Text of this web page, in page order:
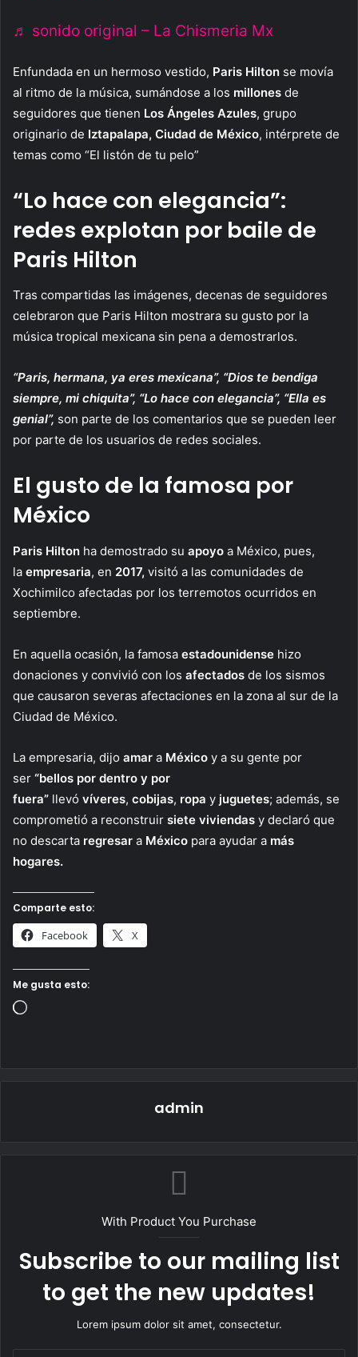
♬ sonido original – La Chismeria Mx
Enfundada en un hermoso vestido, Paris Hilton se movía
al ritmo de la música, sumándose a los millones de
seguidores que tienen Los Ángeles Azules, grupo
originario de Iztapalapa, Ciudad de México, intérprete de
temas como “El listón de tu pelo”
“Lo hace con elegancia”:
redes explotan por baile de
Paris Hilton
Tras compartidas las imágenes, decenas de seguidores
celebraron que Paris Hilton mostrara su gusto por la
música tropical mexicana sin pena a demostrarlos.
“Paris, hermana, ya eres mexicana”, “Dios te bendiga
siempre, mi chiquita”, “Lo hace con elegancia”, “Ella es
genial”, son parte de los comentarios que se pueden leer
por parte de los usuarios de redes sociales.
El gusto de la famosa por
México
Paris Hilton ha demostrado su apoyo a México, pues,
la empresaria, en 2017, visitó a las comunidades de
Xochimilco afectadas por los terremotos ocurridos en
septiembre.
En aquella ocasión, la famosa estadounidense hizo
donaciones y convivió con los afectados de los sismos
que causaron severas afectaciones en la zona al sur de la
Ciudad de México.
La empresaria, dijo amar a México y a su gente por
ser “bellos por dentro y por
fuera” llevó víveres, cobijas, ropa y juguetes; además, se
comprometió a reconstruir siete viviendas y declaró que
no descarta regresar a México para ayudar a más
hogares.
Comparte esto:
Facebook X
Me gusta esto:
Loading…
admin
With Product You Purchase
Subscribe to our mailing list
to get the new updates!
Lorem ipsum dolor sit amet, consectetur.